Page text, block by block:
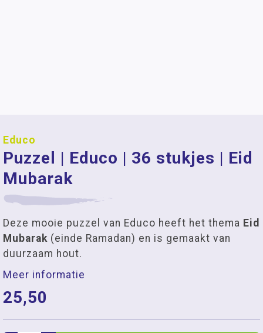
Educo
Puzzel | Educo | 36 stukjes | Eid
Mubarak
Deze mooie puzzel van Educo heeft het thema Eid
Mubarak (einde Ramadan) en is gemaakt van
duurzaam hout.
Meer informatie
25,50